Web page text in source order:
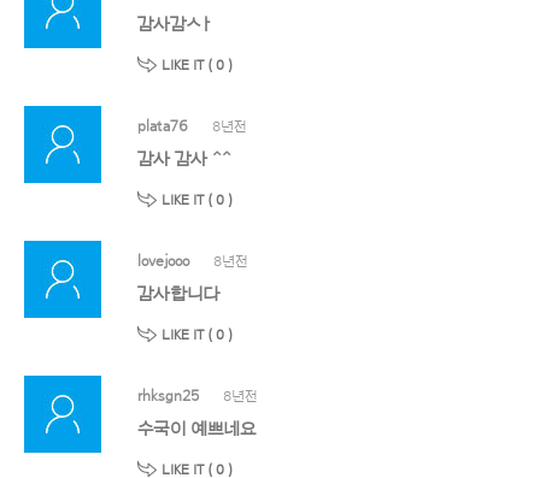
감사감ㅅㅏ
LIKE IT ( 0 )
plata76 8년전
감사 감사 ^^
LIKE IT ( 0 )
lovejooo 8년전
감사합니다
LIKE IT ( 0 )
rhksgn25 8년전
수국이 예쁘네요
LIKE IT ( 0 )